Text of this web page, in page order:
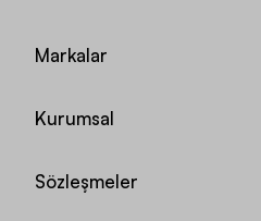
Markalar
Kurumsal
Sözleşmeler